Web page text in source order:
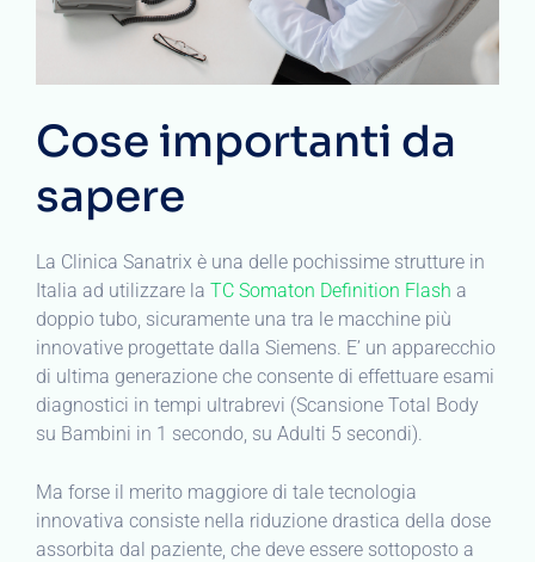
Cose importanti da
sapere
La Clinica Sanatrix è una delle pochissime strutture in
Italia ad utilizzare la TC Somaton Definition Flash a
doppio tubo, sicuramente una tra le macchine più
innovative progettate dalla Siemens. E’ un apparecchio
di ultima generazione che consente di effettuare esami
diagnostici in tempi ultrabrevi (Scansione Total Body
su Bambini in 1 secondo, su Adulti 5 secondi).
Ma forse il merito maggiore di tale tecnologia
innovativa consiste nella riduzione drastica della dose
assorbita dal paziente, che deve essere sottoposto a